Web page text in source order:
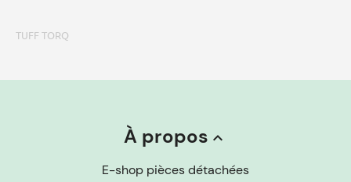
TUFF TORQ
À propos keyboard_arrow_up
E-shop pièces détachées